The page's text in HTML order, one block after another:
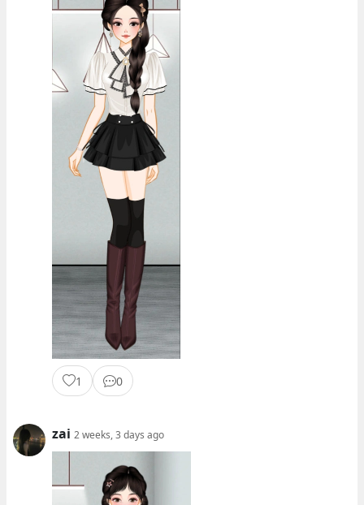
1 0
zai 2 weeks, 3 days ago